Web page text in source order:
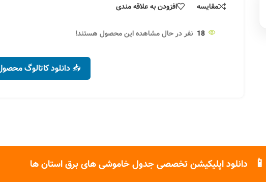
مقایسه افزودن به علاقه مندی
18 نفر در حال مشاهده این محصول هستند!
📥 دانلود کاتالوگ
📱 دانلود اپلیکیشن تخصصی جدول خاموشی های برق استان ها